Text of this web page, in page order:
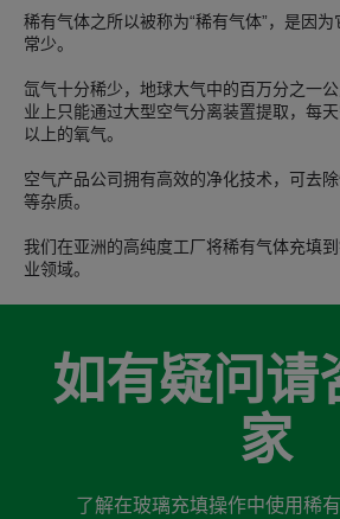
稀有气体之所以被称为“稀有气体”，是因
常少。
氙气十分稀少，地球大气中的百万分之一
业上只能通过大型空气分离装置提取，每
以上的氧气。
空气产品公司拥有高效的净化技术，可去
等杂质。
我们在亚洲的高纯度工厂将稀有气体充填
业领域。
如有疑问请
家
了解在玻璃充填操作中使用稀